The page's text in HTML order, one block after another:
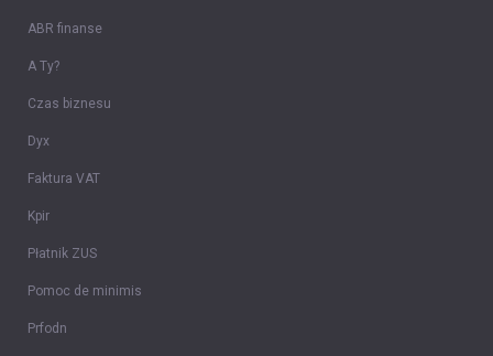
ABR finanse
A Ty?
Czas biznesu
Dyx
Faktura VAT
Kpir
Płatnik ZUS
Pomoc de minimis
Prfodn